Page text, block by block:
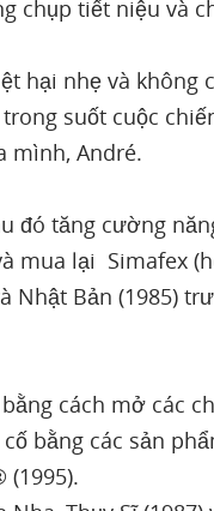
chụp tiết niệu và
hại nhẹ và không
suốt cuộc
mình, André.
đó tăng cường
mua lại Simafex
Nhật Bản (1985)
cách mở các
bằng các sản
(1995).